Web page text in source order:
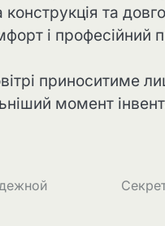
та
і професійний
приноситиме
момент